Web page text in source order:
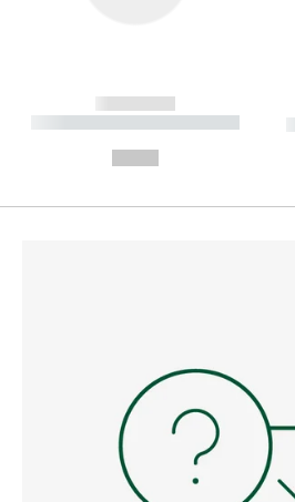
------------
----------- ----------- --------